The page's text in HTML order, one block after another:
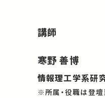
講師
寒野 善博
情報理工学系研
※所属・役職は登壇